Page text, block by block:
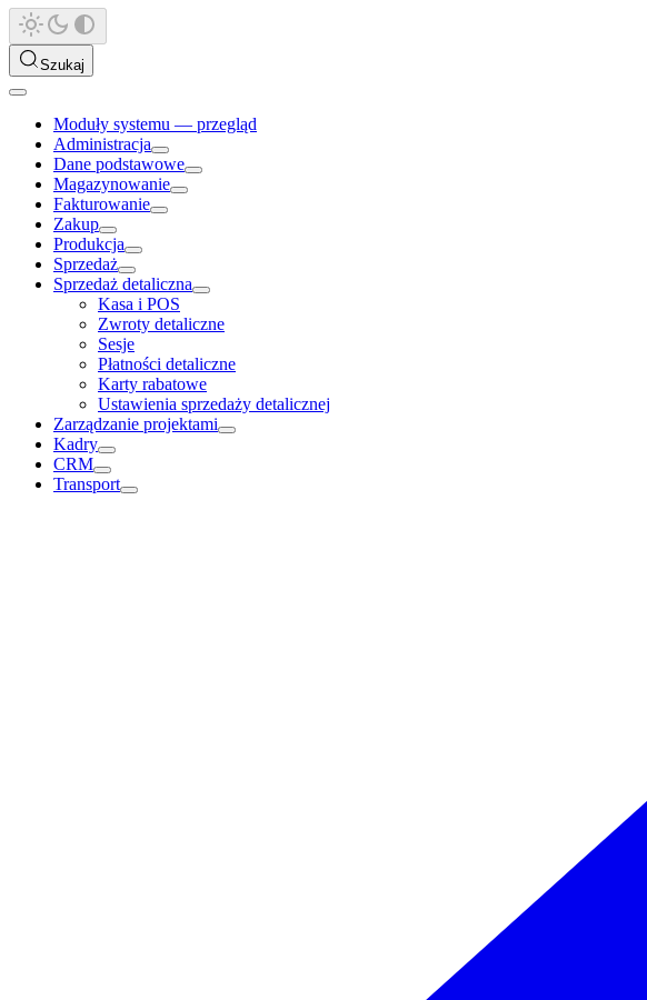
Szukaj
Moduły systemu — przegląd
Administracja
Dane podstawowe
Magazynowanie
Fakturowanie
Zakup
Produkcja
Sprzedaż
Sprzedaż detaliczna
Kasa i POS
Zwroty detaliczne
Sesje
Płatności detaliczne
Karty rabatowe
Ustawienia sprzedaży detalicznej
Zarządzanie projektami
Kadry
CRM
Transport